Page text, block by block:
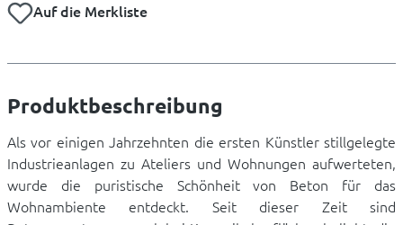
Auf die Merkliste
Produktbeschreibung
Als vor einigen Jahrzehnten die ersten Künstler stillgelegte
Industrieanlagen zu Ateliers und Wohnungen aufwerteten,
wurde die puristische Schönheit von Beton für das
Wohnambiente entdeckt. Seit dieser Zeit sind